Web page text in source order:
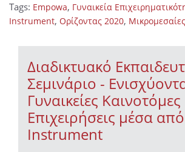
Tags: Empowa, Γυναικεία
Instrument, Ορίζοντας 2020,
Διαδικτυακό
Σεμινάριο -
Γυναικείες Καινοτόμες
Επιχειρήσεις μέσα
Instrument